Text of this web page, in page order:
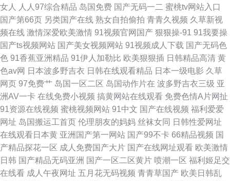
费视频 变态另类区 免费人成国 亚洲激情一区二区 岛国毛片 嫩苞又嫩又紧视
频播放 亚洲欧美综合精品 东京热色影视 欧美成人一二三区视频 亚洲精品中
文字幕无码A片老网站 国产91网 色999 91免费视频网站 含羞草婷婷 日韩亚
洲精品视频
女人
人人97综合精品 岛国免费 国产无码一二 蜜桃tv网站入口
国产第66页 另类国产在线 熟女自拍偷拍 青青久视频 久草新视
频在线 激情深爱欧美激情 91视频官网国产 狠狠操-91 91我要操
国产ts视频网站 国产美女视频网站 91视频成人下载 国产无码色
色 91香蕉亚洲精品 91伊人加勒比 欧美狠狠插 日韩精品高清 黄
色av网 日本波多野吉衣 日韩在线观看精品 日本一级电影 久草
网页 97免费艹 岛国一区二区 岛国动作片在 波多野吉衣三级 亚
洲AV一卡 在线免费小视频 搞黄网站在线观看 免费色情A片网扯
91资源在线视频 蜜桃视频网站 91中文 国产在线视频 福利爱爱
网址 岛国搬运工首页 伦理朋友的妈妈 丝袜女同 日韩性爱网址
在线观看日本黄 亚洲国产第一网站 国产99不卡 66精品视频 国
产精品探花一区 成人免费国产大片 国产在线网址观看 欧美激情
日韩 国产精品无码亚洲 国产一区二区黄片 喷潮一区 福利姬足交
在线看 成人午夜网址 五月花无码视频 青青草国产 欧美日韩乱